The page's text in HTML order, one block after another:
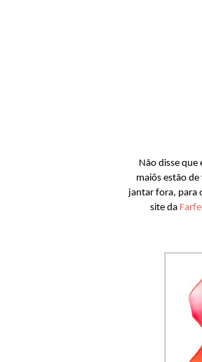
Não disse que
maiôs estão
jantar fora, para
site da